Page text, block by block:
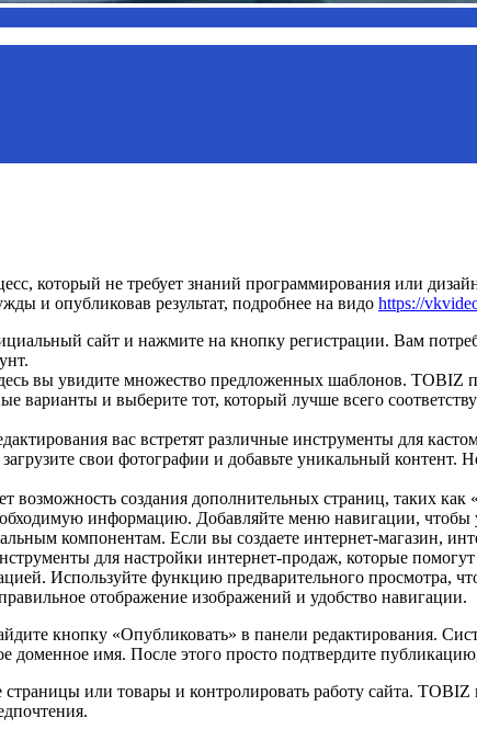
который не требует знаний программирования или
и опубликовав результат, подробнее на видо https://
сайт и нажмите на кнопку регистрации. Вам
вы увидите множество предложенных шаблонов. TOBIZ
варианты и выберите тот, который лучше всего
вас встретят различные инструменты для
свои фотографии и добавьте уникальный контент.
создания дополнительных страниц, таких
информацию. Добавляйте меню навигации, чтобы
компонентам. Если вы создаете интернет-магазин,
для настройки интернет-продаж, которые помогут
Используйте функцию предварительного просмотра,
отображение изображений и удобство навигации.
кнопку «Опубликовать» в панели редактирования.
имя. После этого просто подтвердите
или товары и контролировать работу сайта.